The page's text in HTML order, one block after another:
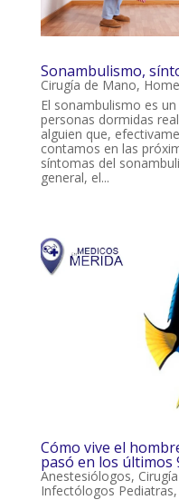
Sonambulismo,
Cirugía de Mano,
El sonambulismo es
personas dormidas
alguien que,
contamos en las
síntomas del
general, el...
Cómo vive el
pasó en los últimos
Anestesiólogos,
Infectólogos Pediatras,